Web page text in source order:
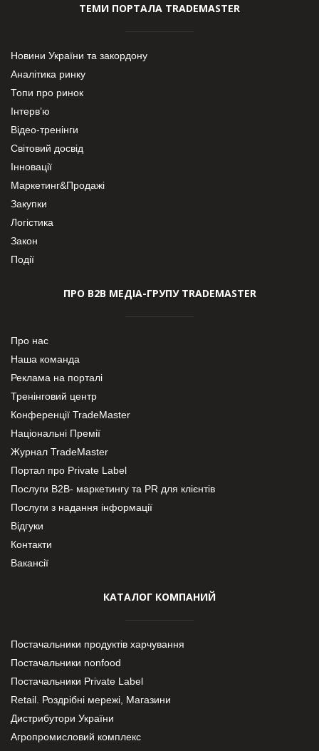
ТЕМИ ПОРТАЛА TRADEMASTER
Новини України та закордону
Аналітика ринку
Топи про ринок
Інтерв’ю
Відео-тренінги
Світовий досвід
Інновації
Маркетинг&Продажі
Закупки
Логістика
Закон
Події
ПРО В2В МЕДІА-ГРУПУ TRADEMASTER
Про нас
Наша команда
Реклама на порталі
Тренінговий центр
Конференції TradeMaster
Національні Премії
Журнал TradeMaster
Портал про Private Label
Послуги В2В- маркетингу та PR для клієнтів
Послуги з надання інформації
Відгуки
Контакти
Вакансії
КАТАЛОГ КОМПАНИЙ
Постачальники продуктів харчування
Постачальники nonfood
Постачальники Private Label
Retail. Роздрібні мережі, Магазини
Дистрибутори України
Агропромисловий комплекс